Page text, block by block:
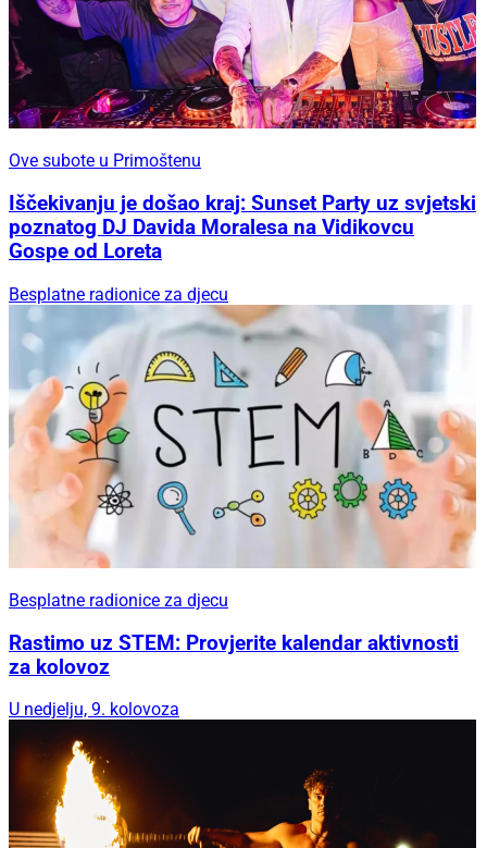
Ove subote u Primoštenu
Iščekivanju je došao kraj: Sunset Party uz svjetski
poznatog DJ Davida Moralesa na Vidikovcu
Gospe od Loreta
Besplatne radionice za djecu
Besplatne radionice za djecu
Rastimo uz STEM: Provjerite kalendar aktivnosti
za kolovoz
U nedjelju, 9. kolovoza